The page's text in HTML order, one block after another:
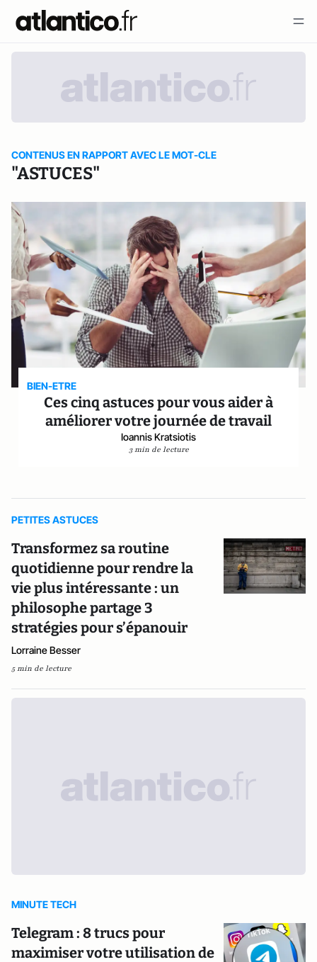
CONTENUS EN RAPPORT AVEC LE MOT-CLE
"ASTUCES"
BIEN-ETRE
Ces cinq astuces pour vous aider à
améliorer votre journée de travail
Ioannis Kratsiotis
3 min de lecture
PETITES ASTUCES
Transformez sa routine
quotidienne pour rendre la
vie plus intéressante : un
philosophe partage 3
stratégies pour s’épanouir
Lorraine Besser
5 min de lecture
MINUTE TECH
Telegram : 8 trucs pour
maximiser votre utilisation de